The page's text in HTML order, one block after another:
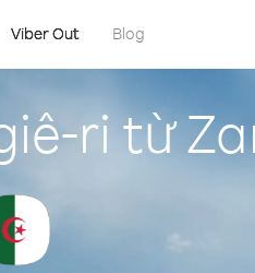
Viber Out Blog
ri từ